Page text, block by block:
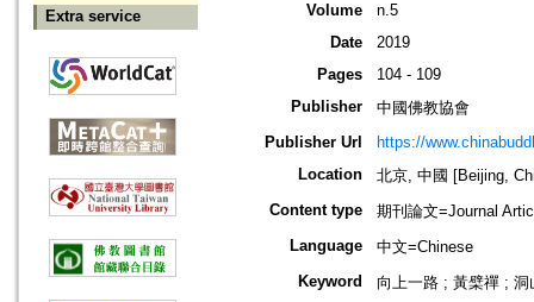
Extra service
Volume
n.5
Date
2019
Pages
104 - 109
Publisher
中國佛教協會
Publisher Url
https://
Location
北京, 中國 [Beijing,
Content type
期刊論文=Journal
Language
中文=Chinese
Keyword
向上一路 ; 黃檗禪 ;